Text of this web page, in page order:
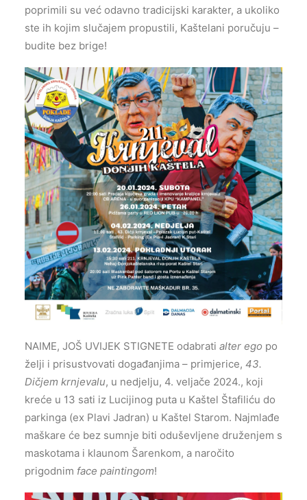
poprimili su već odavno tradicijski karakter, a ukoliko
ste ih kojim slučajem propustili, Kaštelani poručuju –
budite bez brige!
NAIME, JOŠ UVIJEK STIGNETE odabrati alter ego po
želji i prisustvovati događanjima – primjerice, 43.
Dičjem krnjevalu, u nedjelju, 4. veljače 2024., koji
kreće u 13 sati iz Lucijinog puta u Kaštel Štafiliću do
parkinga (ex Plavi Jadran) u Kaštel Starom. Najmlađe
maškare će bez sumnje biti oduševljene druženjem s
maskotama i klaunom Šarenkom, a naročito
prigodnim face paintingom!